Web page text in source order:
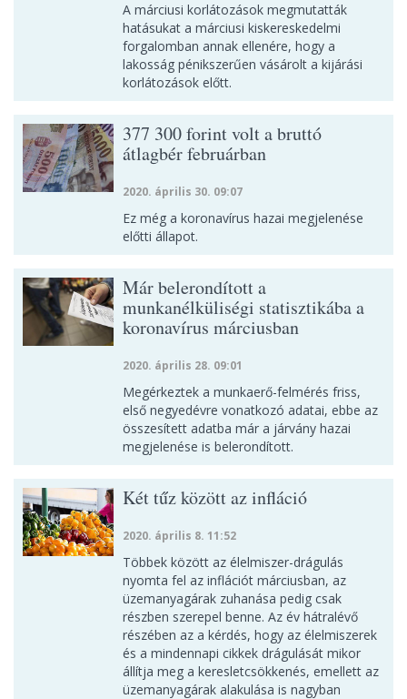
A márciusi korlátozások megmutatták
hatásukat a márciusi kiskereskedelmi
forgalomban annak ellenére, hogy a
lakosság pénikszerűen vásárolt a kijárási
korlátozások előtt.
377 300 forint volt a bruttó
átlagbér februárban
2020. április 30. 09:07
Ez még a koronavírus hazai megjelenése
előtti állapot.
Már belerondított a
munkanélküliségi statisztikába a
koronavírus márciusban
2020. április 28. 09:01
Megérkeztek a munkaerő-felmérés friss,
első negyedévre vonatkozó adatai, ebbe az
összesített adatba már a járvány hazai
megjelenése is belerondított.
Két tűz között az infláció
2020. április 8. 11:52
Többek között az élelmiszer-drágulás
nyomta fel az inflációt márciusban, az
üzemanyagárak zuhanása pedig csak
részben szerepel benne. Az év hátralévő
részében az a kérdés, hogy az élelmiszerek
és a mindennapi cikkek drágulását mikor
állítja meg a keresletcsökkenés, emellett az
üzemanyagárak alakulása is nagyban